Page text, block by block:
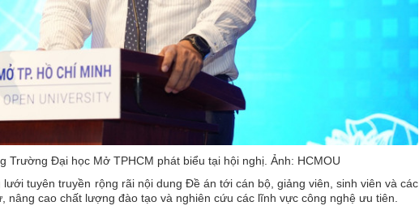
Trường Đại học Mở TPHCM phát biểu tại hội nghị. Ảnh: HCMOU
tuyên truyền rộng rãi nội dung Đề án tới cán bộ, giảng viên, sinh viên và các
cao chất lượng đào tạo và nghiên cứu các lĩnh vực công nghệ ưu tiên.